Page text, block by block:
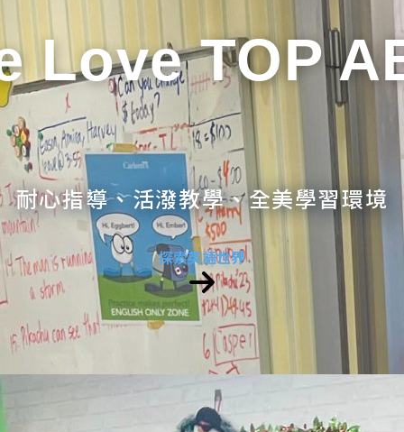
Love TOP
耐心指導、活潑教學、全美學習環境
探索英語世界